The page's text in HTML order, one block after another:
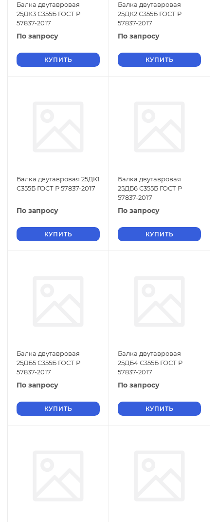
Балка двутавровая
25ДК3 С355Б ГОСТ Р
57837-2017
По запросу
КУПИТЬ
Балка двутавровая
25ДК2 С355Б ГОСТ Р
57837-2017
По запросу
КУПИТЬ
Балка двутавровая 25ДК1
С355Б ГОСТ Р 57837-2017
По запросу
КУПИТЬ
Балка двутавровая
25ДБ6 С355Б ГОСТ Р
57837-2017
По запросу
КУПИТЬ
Балка двутавровая
25ДБ5 С355Б ГОСТ Р
57837-2017
По запросу
КУПИТЬ
Балка двутавровая
25ДБ4 С355Б ГОСТ Р
57837-2017
По запросу
КУПИТЬ